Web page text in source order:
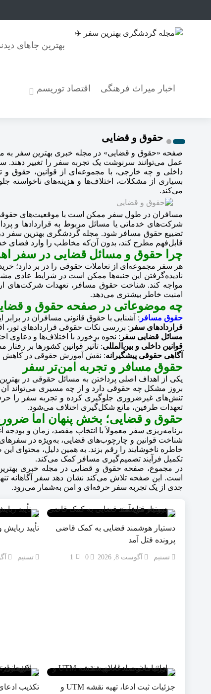
بهترین جاهای
اخبار میراث فرهنگی اقتصاد توریسم
حقوق و قضایی
صفحه «حقوق و قضایی» در مجله خبری بهترین سفر به
عمل می‌توانند سرنوشت یک تجربه سفر را تغییر دهند.
داخلی و چه خارجی، با مجموعه‌ای از قوانین، حقوق و
بسیاری از مشکلات، اختلاف‌ها و هزینه‌های ناخواسته
می‌کند.
مسافران در طول سفر ممکن است با موقعیت‌های حقوقی
شرکت‌های خدماتی یا مسائل مربوط به قراردادها و
تضییع حقوق مسافر شود. مجله گردشگری بهترین سفر
قابل‌فهم مطرح کند، بدون آن‌که مخاطب را وارد فضای
چرا حقوق و مسائل قضایی در سفر
هر سفر مجموعه‌ای از تعاملات حقوقی را در بر دارد؛
نادیده‌گرفتن این جنبه‌ها ممکن است در شرایط عادی
مواجه کند. شناخت حقوق مسافر، تعهدات شرکت‌های
امنیت خاطر بیشتری می‌دهد.
چه موضوعاتی در صفحه حقوق و
حقوق مسافر : آشنایی با حقوق قانونی مسافران در
قراردادهای سفر : بررسی نکات حقوقی قراردادهای
مسائل قضایی سفر : نحوه برخورد با اختلاف‌ها و دعاوی
قوانین داخلی و بین‌المللی: تأثیر قوانین کشورها بر
آگاهی حقوقی پیشگیرانه: نقش آموزش حقوقی در کاهش
حقوق مسافر و تجربه امن‌تر سفر
یکی از اهداف اصلی پرداختن به مسائل حقوقی در
بروز مشکل چه حقوقی دارد و از چه مسیری می‌تواند آن
تنش‌های غیرضروری جلوگیری کرده و تجربه سفر را
تعهدات طرفین، مانع شکل‌گیری اختلاف می‌شود.
حقوق و قضایی؛ بخش پنهان اما
برنامه‌ریزی سفر معمولاً با انتخاب مقصد، زمان و بودجه
شناخت قوانین و چارچوب‌های قضایی، به‌ویژه در
خاطره ناخوشایند را رقم بزند. به همین دلیل، محتوای
تکمیل فرآیند تصمیم‌گیری مسافر کمک می‌کند.
در مجموع، صفحه حقوق و قضایی در مجله خبری
است. این صفحه تلاش می‌کند نشان دهد سفر آگاهانه
جدی از یک تجربه سفر حرفه‌ای و امن به‌شمار می‌رود.
دستیار هوشمند قضایی به کمک قاضی
پرونده قتل آمد
تسنیم آگوست 8, 2026 0
1
تأیید
تسنیم
جزئیات ثبت ادعا، تهیه نقشه UTM و
تکذیب